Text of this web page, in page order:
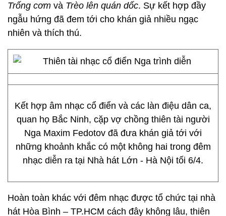
Trống cơm và Trèo lên quán dốc. Sự kết hợp đầy
ngẫu hứng đã đem tới cho khán giả nhiều ngạc
nhiên và thích thú.
Kết hợp âm nhạc cổ điển và các làn điệu dân ca,
quan họ Bắc Ninh, cặp vợ chồng thiên tài người
Nga Maxim Fedotov đã đưa khán giả tới với
những khoảnh khắc có một không hai trong đêm
nhạc diễn ra tại Nhà hát Lớn - Hà Nội tối 6/4.
Hoàn toàn khác với đêm nhạc được tổ chức tại nhà
hát Hòa Bình – TP.HCM cách đây không lâu, thiên